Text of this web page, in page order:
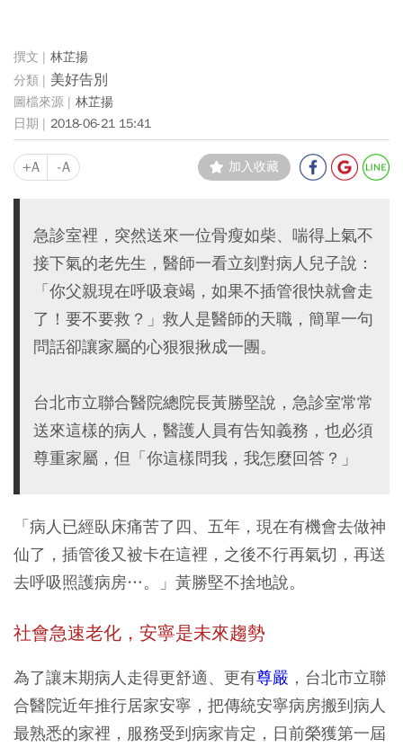
林芷揚
美好告別
林芷揚
2018-06-21 15:41
+A -A 加入收藏
急診室裡，突然送來一位骨瘦如柴、喘得上氣不
接下氣的老先生，醫師一看立刻對病人兒子說：
「你父親現在呼吸衰竭，如果不插管很快就會走
了！要不要救？」救人是醫師的天職，簡單一句
問話卻讓家屬的心狠狠揪成一團。
台北市立聯合醫院總院長黃勝堅說，急診室常常
送來這樣的病人，醫護人員有告知義務，也必須
尊重家屬，但「你這樣問我，我怎麼回答？」
「病人已經臥床痛苦了四、五年，現在有機會去做神
仙了，插管後又被卡在這裡，之後不行再氣切，再送
去呼吸照護病房…。」黃勝堅不捨地說。
社會急速老化， 安寧是未來趨勢
為了讓末期病人走得更舒適、更有尊嚴 ，台北市立聯
合醫院近年推行居家安寧，把傳統安寧病房搬到病人
最熟悉的家裡，服務受到病家肯定，日前榮獲第一屆